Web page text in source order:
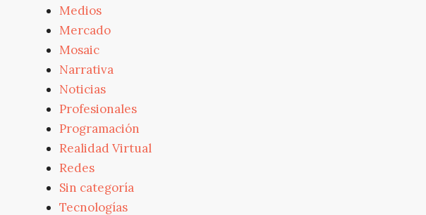
Medios
Mercado
Mosaic
Narrativa
Noticias
Profesionales
Programación
Realidad Virtual
Redes
Sin categoría
Tecnologías